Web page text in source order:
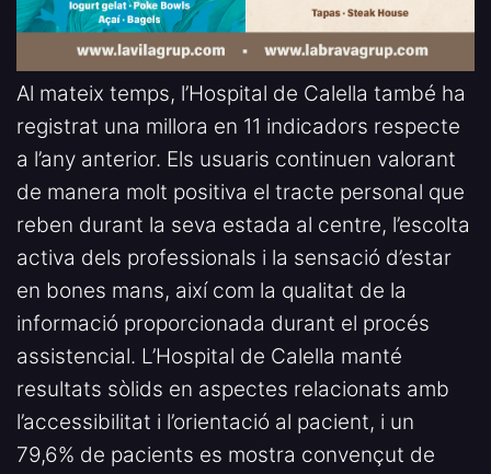
Al mateix temps, l’Hospital de Calella també ha
registrat una millora en 11 indicadors respecte
a l’any anterior. Els usuaris continuen valorant
de manera molt positiva el tracte personal que
reben durant la seva estada al centre, l’escolta
activa dels professionals i la sensació d’estar
en bones mans, així com la qualitat de la
informació proporcionada durant el procés
assistencial. L’Hospital de Calella manté
resultats sòlids en aspectes relacionats amb
l’accessibilitat i l’orientació al pacient, i un
79,6% de pacients es mostra convençut de